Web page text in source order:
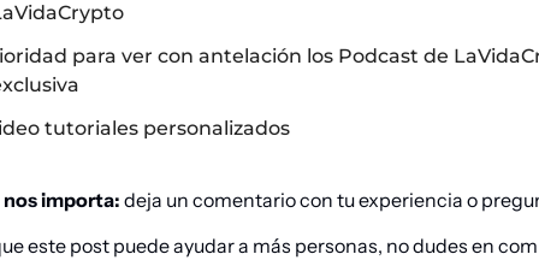
para ver con antelación los Podcast de
tutoriales personalizados
importa: deja un comentario con tu experiencia o
este post puede ayudar a más personas, no dudes en